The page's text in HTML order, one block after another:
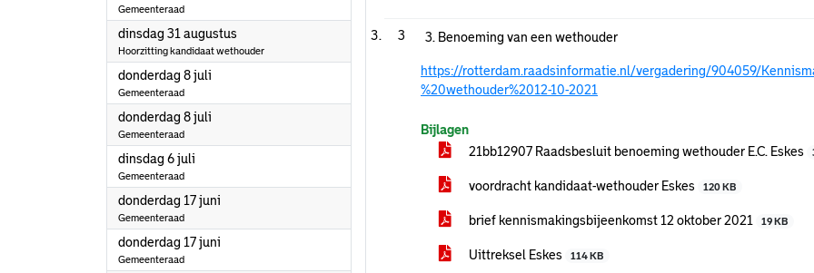
Gemeenteraad
dinsdag 31 augustus
Hoorzitting kandidaat wethouder
donderdag 8 juli
Gemeenteraad
donderdag 8 juli
Gemeenteraad
dinsdag 6 juli
Gemeenteraad
donderdag 17 juni
Gemeenteraad
donderdag 17 juni
Gemeenteraad
3 3. Benoeming van een wethouder
https://rotterdam.raadsinformatie.nl/vergadering/904059/
%20wethouder%2012-10-2021
Bijlagen
21bb12907 Raadsbesluit benoeming wethouder E.C. Eskes
voordracht kandidaat-wethouder Eskes 120 KB
brief kennismakingsbijeenkomst 12 oktober 2021 19 KB
Uittreksel Eskes 114 KB